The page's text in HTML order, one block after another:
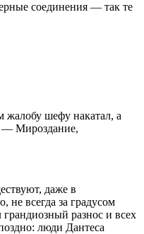
соединения — так те
жалобу шефу накатал, а
— Мироздание,
даже в
не всегда за градусом
разнос и всех
люди Дантеса